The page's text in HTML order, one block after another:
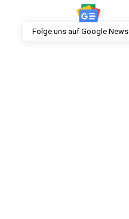
Folge uns auf Google News